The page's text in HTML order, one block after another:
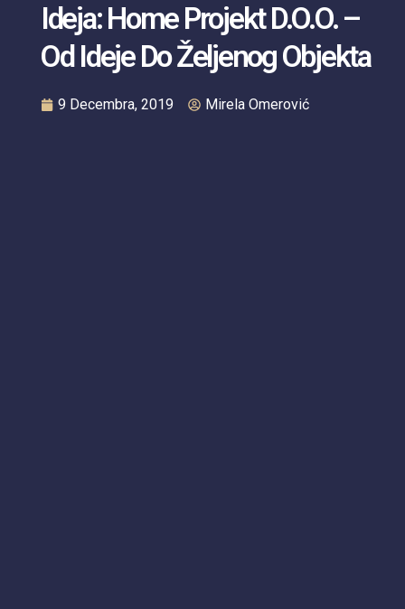
Ideja: Home Projekt D.o.o. –
Od Ideje Do Željenog Objekta
9 Decembra, 2019 Mirela Omerović